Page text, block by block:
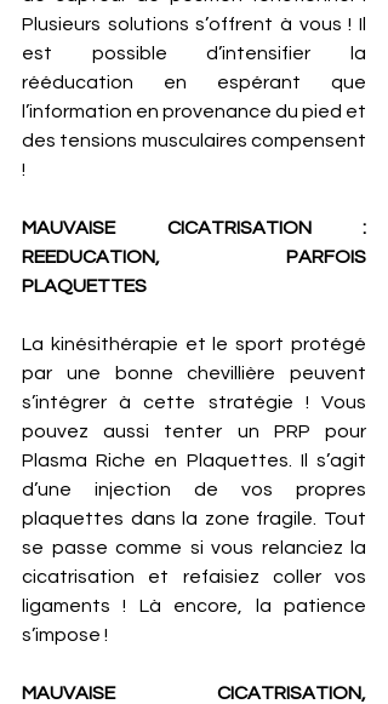
Plusieurs solutions s’offrent à vous ! Il
est possible d’intensifier la
rééducation en espérant que
l’information en provenance du pied et
des tensions musculaires compensent
!
MAUVAISE CICATRISATION :
REEDUCATION, PARFOIS
PLAQUETTES
La kinésithérapie et le sport protégé
par une bonne chevillière peuvent
s’intégrer à cette stratégie ! Vous
pouvez aussi tenter un PRP pour
Plasma Riche en Plaquettes. Il s’agit
d’une injection de vos propres
plaquettes dans la zone fragile. Tout
se passe comme si vous relanciez la
cicatrisation et refaisiez coller vos
ligaments ! Là encore, la patience
s’impose !
MAUVAISE CICATRISATION,